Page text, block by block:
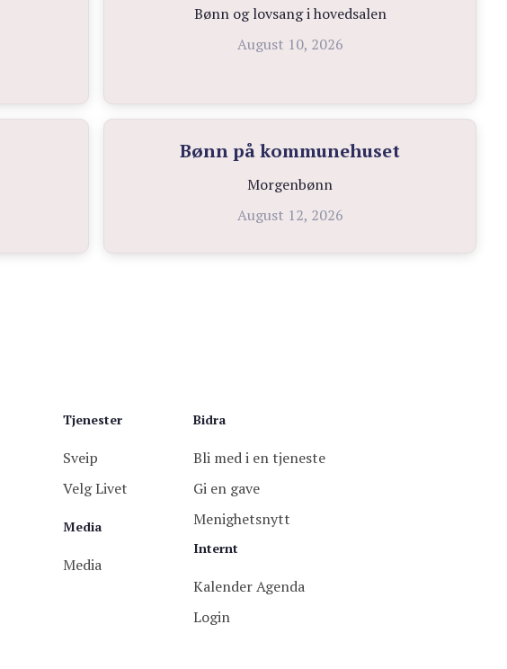
Bønn og lovsang i hovedsalen
August 10, 2026
Bønn på kommunehuset
Morgenbønn
August 12, 2026
Tjenester
Sveip
Velg Livet
Media
Media
Bidra
Bli med i en tjeneste
Gi en gave
Menighetsnytt
Internt
Kalender Agenda
Login